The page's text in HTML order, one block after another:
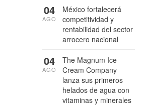
México fortalecerá
competitividad y
rentabilidad del sector
arrocero nacional
04
AGO
The Magnum Ice
Cream Company
lanza sus primeros
helados de agua con
vitaminas y minerales
04
AGO